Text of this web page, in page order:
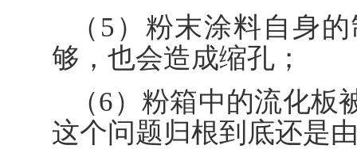
（5）粉末涂料自身
够，也会造成缩孔；
（6）粉箱中的流化
这个问题归根到底还是